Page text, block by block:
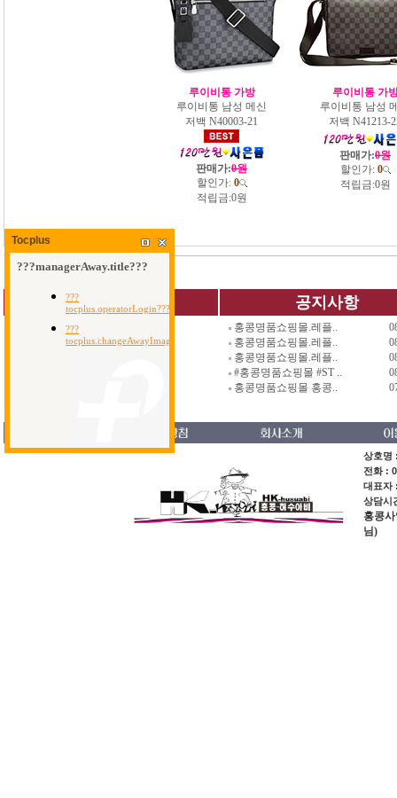
루이비통 가방
루이비통 남성 메신
저백 N40003-21
판매가:0원
할인가: 0
적립금:0원
루이비통 가
루이비통 남성
저백 N41213-
판매가:0원
할인가: 0
적립금:0원
QUICK MENU
신발
악세사리
남자백팩
공지사항
홍콩명품쇼핑몰.레플..
홍콩명품쇼핑몰.레플..
홍콩명품쇼핑몰.레플..
#홍콩명품쇼핑몰 #ST ..
홍콩명품쇼핑몰 홍콩..
상호명
전화 :
대표자
상담시
홍콩
님)
Tocplus